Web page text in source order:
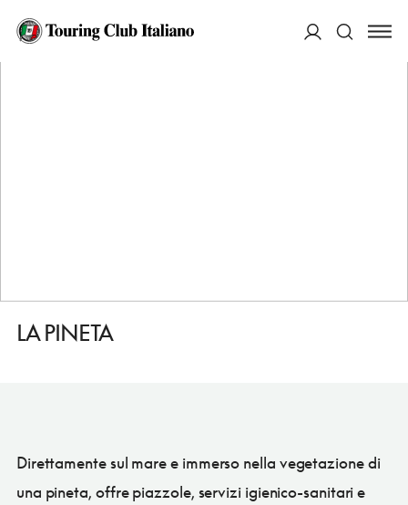
HOME
LA PINETA
Direttamente sul mare e immerso nella vegetazione di
una pineta, offre piazzole, servizi igienico-sanitari e